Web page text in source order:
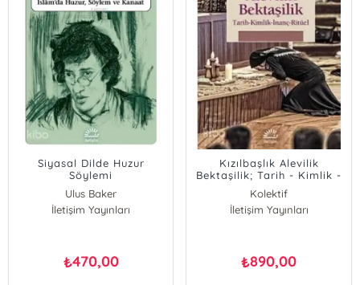
Siyasal Dilde Huzur
Söylemi
Ulus Baker
İletişim Yayınları
₺470,00
Kızılbaşlık Alevilik
Bektaşilik; Tarih - Kimlik -
İnanç - Ritüel
Kolektif
İletişim Yayınları
₺890,00